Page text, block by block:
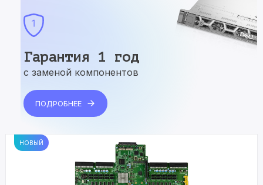
Гарантия 1 год
с заменой компонентов
ПОДРОБНЕЕ
НОВЫЙ